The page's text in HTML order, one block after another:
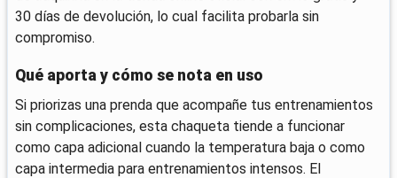
30 días de devolución, lo cual facilita probarla sin
compromiso.
Qué aporta y cómo se nota en uso
Si priorizas una prenda que acompañe tus entrenamientos
sin complicaciones, esta chaqueta tiende a funcionar
como capa adicional cuando la temperatura baja o como
capa intermedia para entrenamientos intensos. El